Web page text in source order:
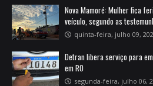
Nova Mamoré: Mulher fica
veículo, segundo as
quinta-feira, julho 09,
Detran libera serviço para
em RO
segunda-feira, julho 06,